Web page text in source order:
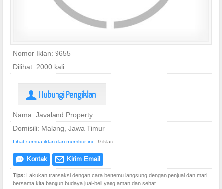
Nomor Iklan: 9655
Dilihat: 2000 kali
U Hubungi Pengiklan
Nama: Javaland Property
Domisili: Malang, Jawa Timur
Lihat semua iklan dari member ini - 9 iklan
e Kontak @ Kirim Email
Tips: Lakukan transaksi dengan cara bertemu langsung dengan penjual dan mari
bersama kita bangun budaya jual-beli yang aman dan sehat